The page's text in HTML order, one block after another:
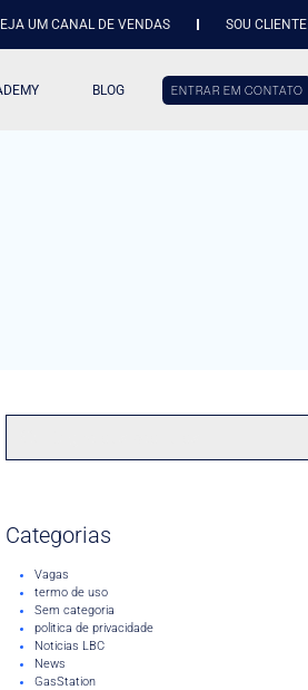
UM CANAL DE VENDAS SOU CLIENTE
BLOG ENTRAR EM CONTATO
Categorias
Vagas
termo de uso
Sem categoria
politica de privacidade
Noticias LBC
News
GasStation